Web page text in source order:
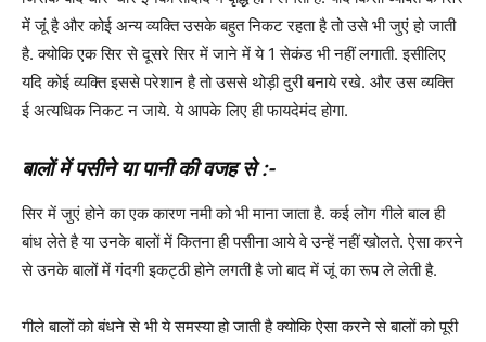
में जूं है और कोई अन्य व्यक्ति उसके बहुत निकट रहता है तो उसे भी जुएं हो जाती
है. क्योकि एक सिर से दूसरे सिर में जाने में ये 1 सेकंड भी नहीं लगाती. इसीलिए
यदि कोई व्यक्ति इससे परेशान है तो उससे थोड़ी दुरी बनाये रखे. और उस व्यक्ति
ई अत्यधिक निकट न जाये. ये आपके लिए ही फायदेमंद होगा.
बालों में पसीने या पानी की वजह से :-
सिर में जुएं होने का एक कारण नमी को भी माना जाता है. कई लोग गीले बाल ही
बांध लेते है या उनके बालों में कितना ही पसीना आये वे उन्हें नहीं खोलते. ऐसा करने
से उनके बालों में गंदगी इकट्ठी होने लगती है जो बाद में जूं का रूप ले लेती है.
गीले बालों को बंधने से भी ये समस्या हो जाती है क्योकि ऐसा करने से बालों को पूरी